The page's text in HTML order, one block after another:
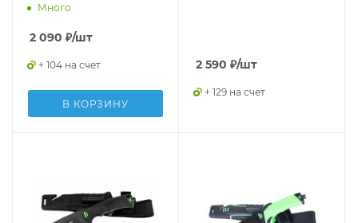
Много
2 090 ₽/шт
+ 104 на счет
В КОРЗИНУ
2 590 ₽/шт
+ 129 на счет